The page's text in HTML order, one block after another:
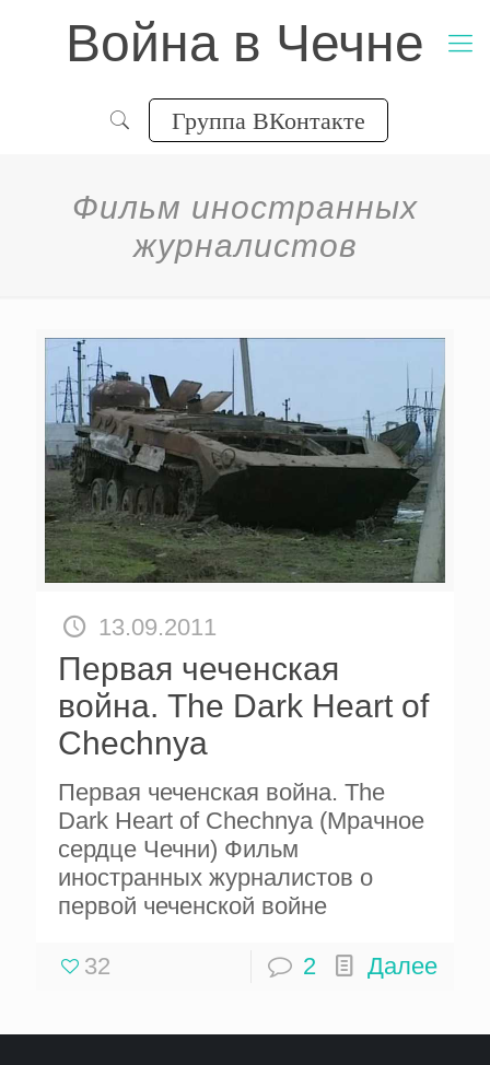
Война в Чечне
Группа ВКонтакте
Фильм иностранных
журналистов
13.09.2011
Первая чеченская
война. The Dark Heart of
Chechnya
Первая чеченская война. The
Dark Heart of Chechnya (Мрачное
сердце Чечни) Фильм
иностранных журналистов о
первой чеченской войне
32 2 Далее